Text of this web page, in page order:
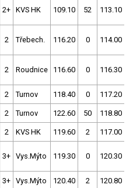
2+ KVS HK 109.10 52 113.10
2 Třebech. 116.20 0 114.00
2 Roudnice 116.60 0 116.30
2 Turnov 118.40 0 117.20
2 Turnov 122.60 50 118.80
2 KVS HK 119.60 2 117.00
3+ Vys.Mýto 119.30 0 120.30
3+ Vys.Mýto 120.40 2 120.80